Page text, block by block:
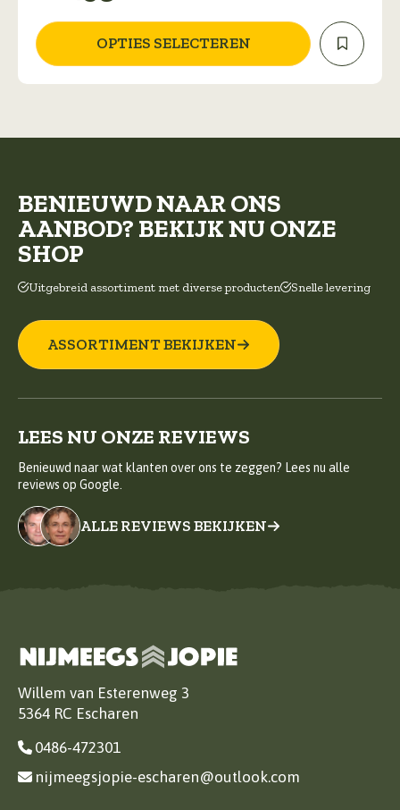
OPTIES SELECTEREN
gekozen
worden
op
de
BENIEUWD NAAR ONS
AANBOD? BEKIJK NU ONZE
SHOP
Uitgebreid assortiment met diverse producten Snelle levering
ASSORTIMENT BEKIJKEN
LEES NU ONZE REVIEWS
Benieuwd naar wat klanten over ons te zeggen? Lees nu alle
reviews op Google.
ALLE REVIEWS BEKIJKEN
Willem van Esterenweg 3
5364 RC Escharen
0486-472301
nijmeegsjopie-escharen@outlook.com